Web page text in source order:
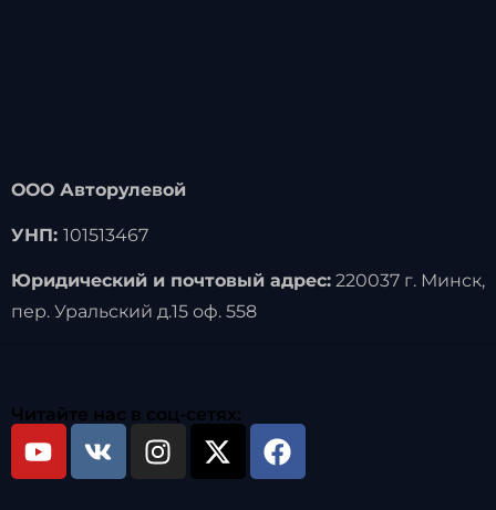
ООО Авторулевой
УНП: 101513467
Юридический и почтовый адрес:220037 г. Минск,
пер. Уральский д.15 оф. 558
Читайте нас в соц-сетях: